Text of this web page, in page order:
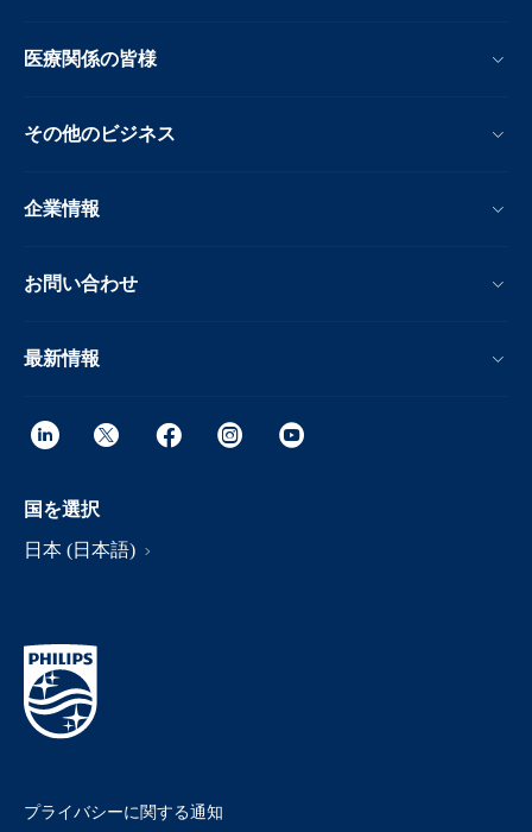
医療関係の皆様
その他のビジネス
企業情報
お問い合わせ
最新情報
国を選択
日本 (日本語)
プライバシーに関する通知